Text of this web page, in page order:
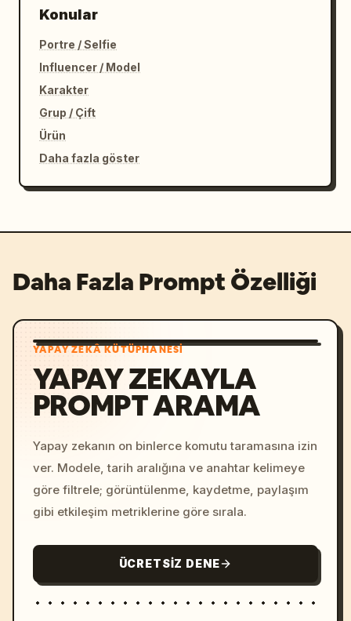
Konular
Portre / Selfie
Influencer / Model
Karakter
Grup / Çift
Ürün
Daha fazla göster
Daha Fazla Prompt Özelliği
YAPAY ZEKÂ KÜTÜPHANESI
YAPAY ZEKAYLA
PROMPT ARAMA
Yapay zekanın on binlerce komutu taramasına izin
ver. Modele, tarih aralığına ve anahtar kelimeye
göre filtrele; görüntülenme, kaydetme, paylaşım
gibi etkileşim metriklerine göre sırala.
ÜCRETSIZ DENE